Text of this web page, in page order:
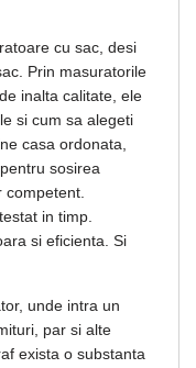
cu sac, desi
Prin masuratorile
inalta calitate, ele
si cum sa alegeti
casa ordonata,
sosirea
in timp.
si eficienta. Si
unde intra un
par si alte
exista o substanta